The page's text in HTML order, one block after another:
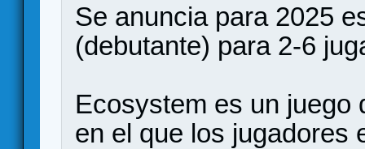
Se anuncia para 2025
(debutante) para 2-6
Ecosystem es un juego
en el que los jugadores